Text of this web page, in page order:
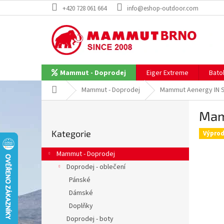
na
+420 728 061 664 info@eshop-outdoor.com
Mammut - Doprodej Eiger Extreme
Domů Mammut - Doprodej Mammut Aenergy IN
r
a
í
a
kategorie
Kategorie
Mammut - Doprodej
Doprodej - oblečení
Pánské
Dámské
Doplňky
Doprodej - boty